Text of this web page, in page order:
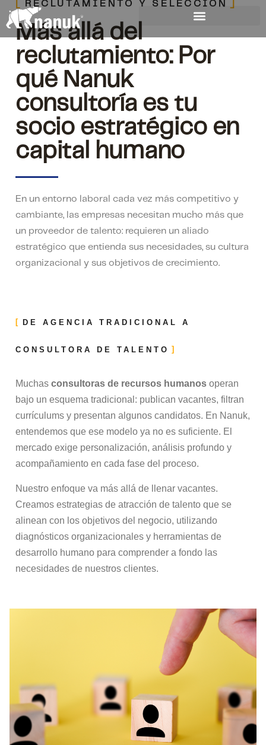
RECLUTAMIENTO Y SELECCIÓN
Más allá del
reclutamiento: Por
qué Nanuk
consultoría es tu
socio estratégico en
capital humano
En un entorno laboral cada vez más competitivo y
cambiante, las empresas necesitan mucho más que
un proveedor de talento: requieren un aliado
estratégico que entienda sus necesidades, su cultura
organizacional y sus objetivos de crecimiento.
DE AGENCIA TRADICIONAL A
CONSULTORA DE TALENTO
Muchas consultoras de recursos humanos operan
bajo un esquema tradicional: publican vacantes, filtran
currículums y presentan algunos candidatos. En Nanuk,
entendemos que ese modelo ya no es suficiente. El
mercado exige personalización, análisis profundo y
acompañamiento en cada fase del proceso.
Nuestro enfoque va más allá de llenar vacantes.
Creamos estrategias de atracción de talento que se
alinean con los objetivos del negocio, utilizando
diagnósticos organizacionales y herramientas de
desarrollo humano para comprender a fondo las
necesidades de nuestros clientes.